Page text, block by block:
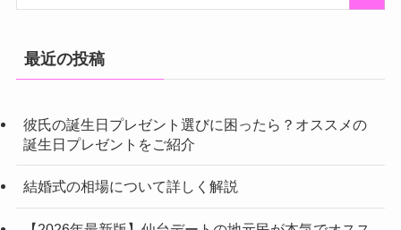
最近の投稿
彼氏の誕生日プレゼント選びに困ったら？オススメの
誕生日プレゼントをご紹介
結婚式の相場について詳しく解説